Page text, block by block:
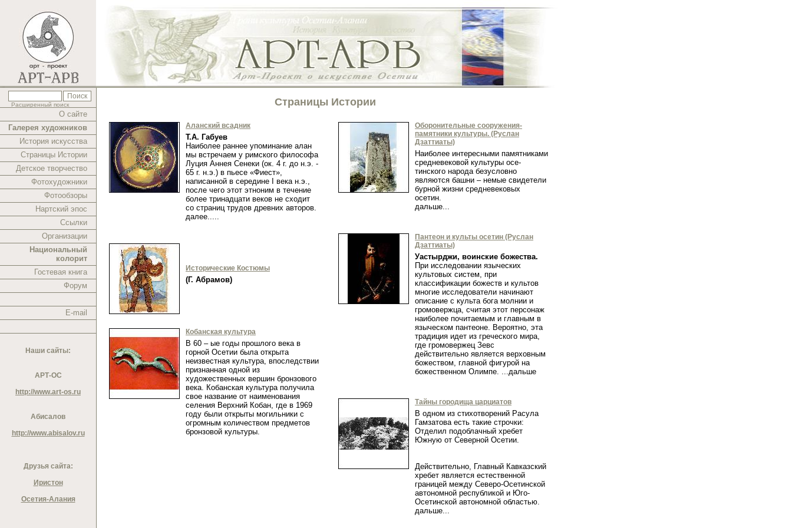
Расширенный поиск
О сайте
Галерея художников
История искусства
Страницы Истории
Детское творчество
Фотохудожники
Фотообзоры
Нартский эпос
Ссылки
Организации
Национальный
колорит
Гостевая книга
Форум
E-mail
Наши сайты:
АРТ-ОС
http://www.art-os.ru
Абисалов
http://www.abisalov.ru
Друзья сайта:
Иристон
Осетия-Алания
Страницы Истории
Аланский всадник
Т.А. Габуев
Наиболее раннее упоминание алан
мы встречаем у римского философа
Луция Аннея Сенеки (ок. 4 г. до н.э. -
65 г. н.э.) в пьесе «Фиест»,
написанной в середине I века н.э.,
после чего этот этноним в течение
более тринадцати веков не сходит
со страниц трудов древних авторов.
далее.....
Исторические Костюмы
(Г. Абрамов)
Кобанская культура
В 60 – ые годы прошлого века в
горной Осетии была открыта
неизвестная культура, впоследствии
признанная одной из
художественных вершин бронзового
века. Кобанская культура получила
свое название от наименования
селения Верхний Кобан, где в 1969
году были открыты могильники с
огромным количеством предметов
бронзовой культуры.
Оборонительные сооружения-
памятники культуры. (Руслан
Дзаттиаты)
Наиболее интересными памятниками
средневековой культуры осе­
тинского народа безусловно
являются башни – немые свидетели
бурной жизни средневековых
осетин.
дальше...
Пантеон и культы осетин (Руслан
Дзаттиаты)
Уастырджи, воинские божества.
При исследовании языческих
культовых систем, при
классификации божеств и культов
многие исследователи начинают
описание с культа бога молнии и
громовержца, считая этот персонаж
наиболее почитаемым и главным в
языческом пантеоне. Вероятно, эта
традиция идет из греческого мира,
где громовержец Зевс
действительно является верховным
божеством, главной фигурой на
божественном Олимпе. ...дальше
Тайны городища царциатов
В одном из стихотворений Расула
Гамзатова есть такие строчки:
Отделил подоблачный хребет
Южную от Северной Осетии.
Действительно, Главный Кавказский
хребет является естественной
границей между Северо-Осетинской
автономной республикой и Юго-
Осетинской автономной областью.
дальше...